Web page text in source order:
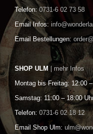
Telefon: 0731-6 02 73 58
Email Infos:
Email Bestellungen:
SHOP ULM | mehr Infos
Montag bis Freitag: 12:00
Samstag: 11:00 – 18:00
Telefon: 0731-6 02 18 12
Email Shop Ulm: